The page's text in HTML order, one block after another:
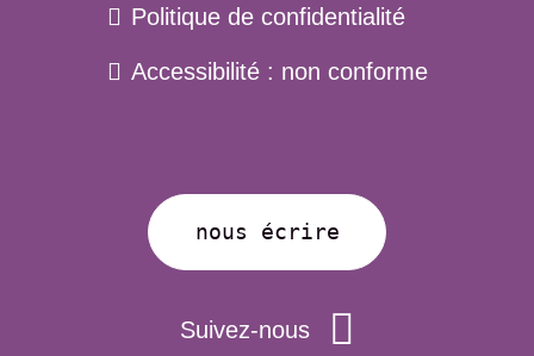
Politique de confidentialité
Accessibilité : non conforme
nous écrire
Suivez-nous